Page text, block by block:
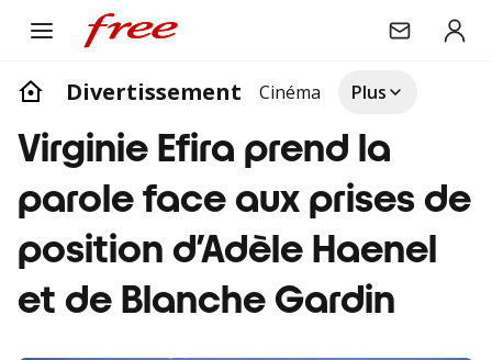
Divertissement Cinéma Plus
Virginie Efira prend la
parole face aux prises de
position d’Adèle Haenel
et de Blanche Gardin